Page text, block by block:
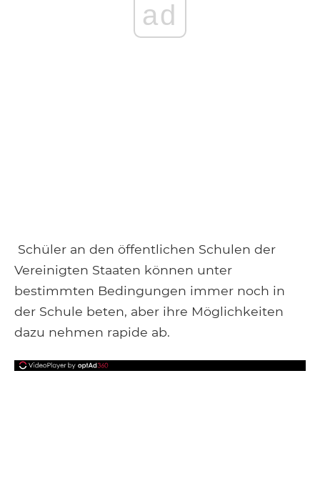
ad
Schüler an den öffentlichen Schulen der
Vereinigten Staaten können unter
bestimmten Bedingungen immer noch in
der Schule beten, aber ihre Möglichkeiten
dazu nehmen rapide ab.